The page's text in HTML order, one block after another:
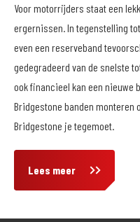
Voor motorrijders staat een
ergernissen. In tegenstelling
even een reserveband
gedegradeerd van de snelste
ook financieel kan een nieuwe
Bridgestone banden monteren
Bridgestone je tegemoet.
Lees meer